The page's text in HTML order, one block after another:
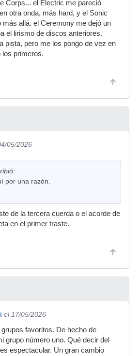
Corps... el Electric me pareció
otra onda, más hard, y el Sonic
más allá. el Ceremony me dejó un
el lirismo de discos anteriores.
pista, pero me los pongo de vez en
los primeros.
05/2026
por una razón.
de la tercera cuerda o el acorde de
en el primer traste.
el 17/05/2026
favoritos. De hecho de
grupo número uno. Qué decir del
espectacular. Un gran cambio